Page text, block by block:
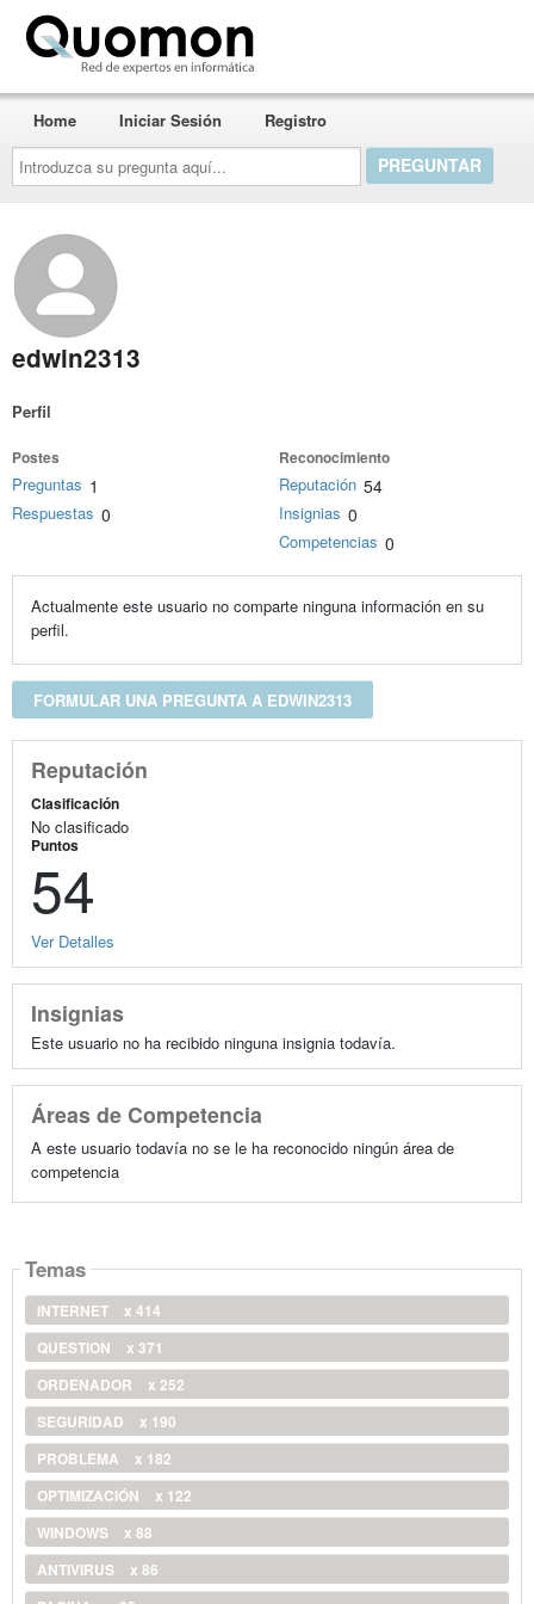
Introduzca
su
pregunta
aquí...
Home Iniciar Sesión Registro
edwin2313
Perfil
Postes
Preguntas 1
Respuestas 0
Reconocimiento
Reputación 54
Insignias 0
Competencias 0
Actualmente este usuario no comparte ninguna información en su
perfil.
FORMULAR UNA PREGUNTA A EDWIN2313
Reputación
Clasificación
No clasificado
Puntos
54
Ver Detalles
Insignias
Este usuario no ha recibido ninguna insignia todavía.
Áreas de Competencia
A este usuario todavía no se le ha reconocido ningún área de
competencia
Temas
INTERNET
x 414
QUESTION
x 371
ORDENADOR
x 252
SEGURIDAD
x 190
PROBLEMA
x 182
OPTIMIZACIÓN
x 122
WINDOWS
x 88
ANTIVIRUS
x 86